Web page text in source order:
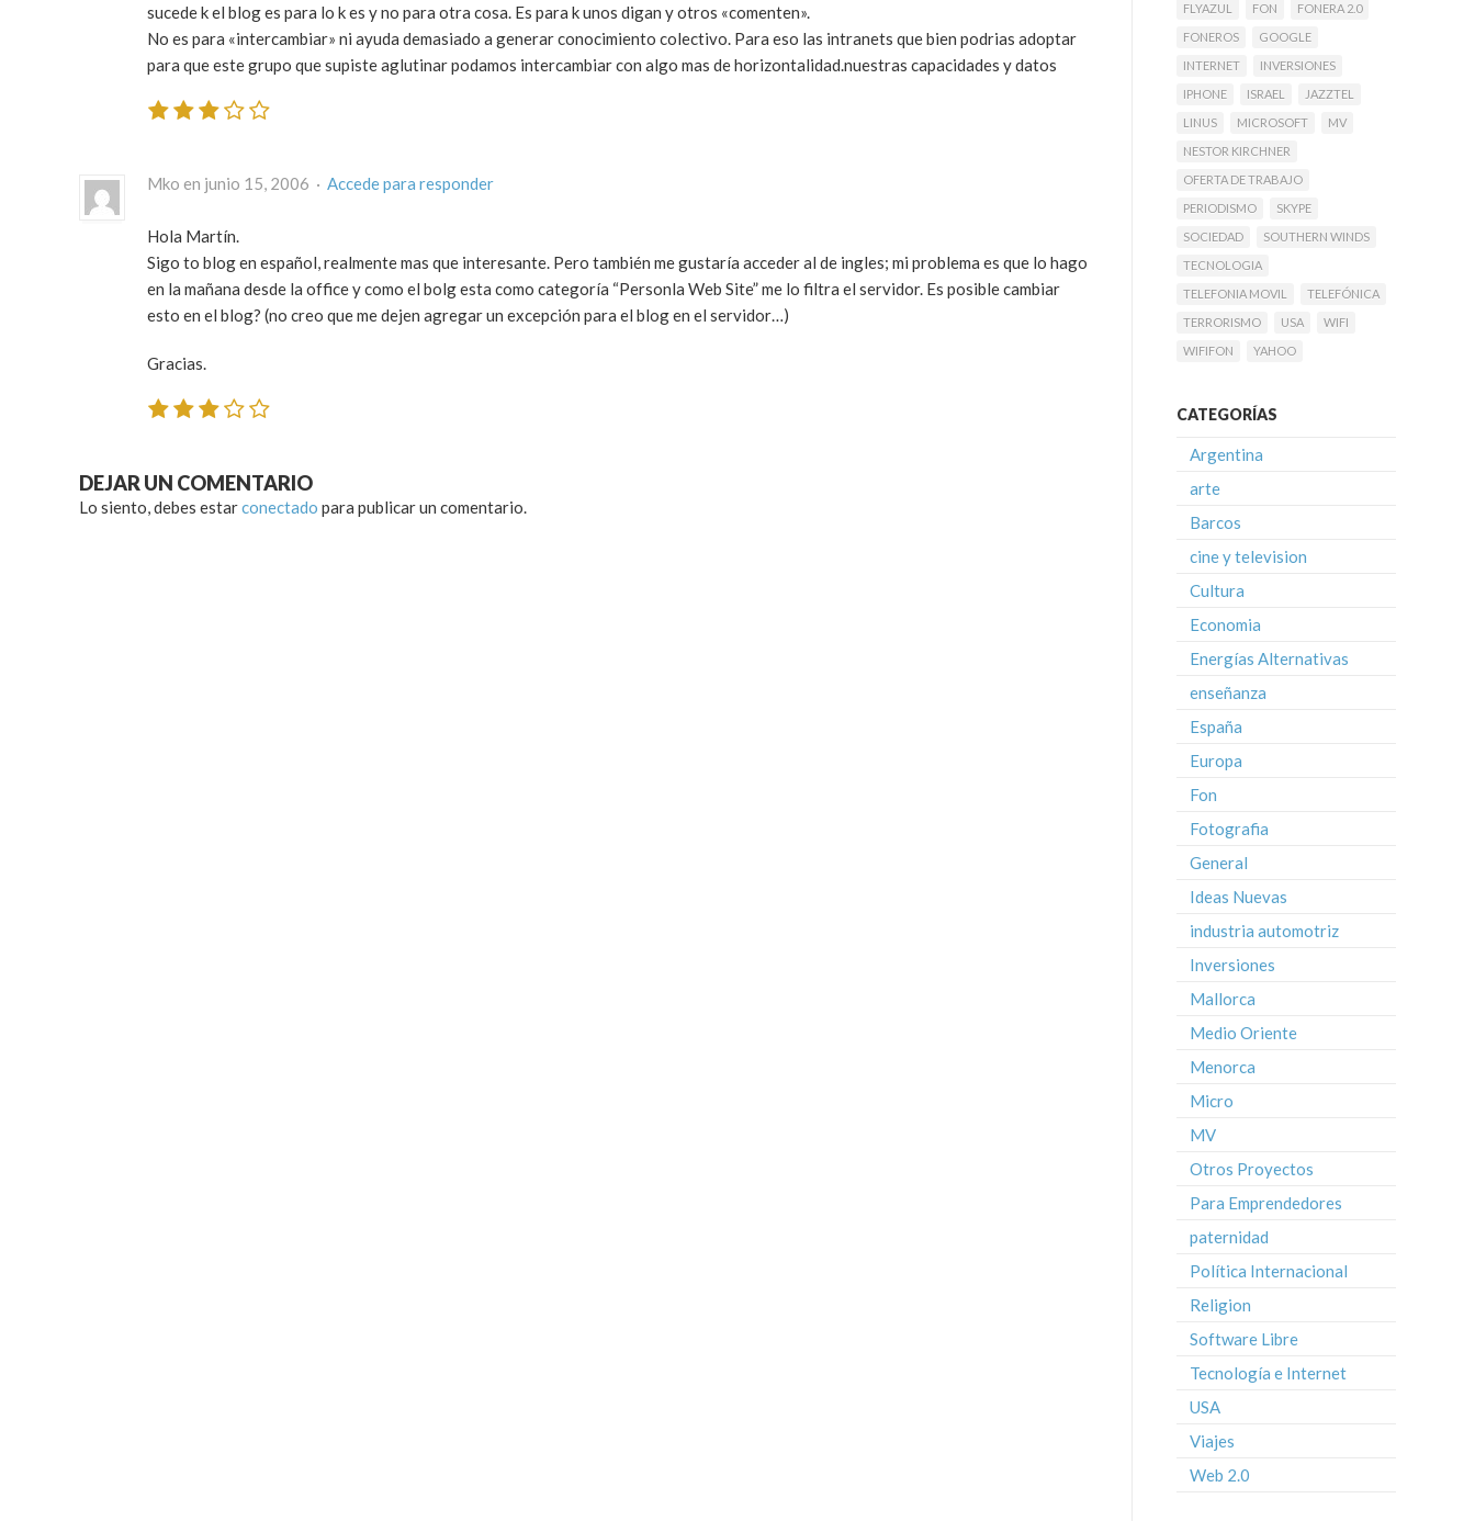
sucede k el blog es para lo k es y no para otra cosa. Es para k unos digan y otros «comenten».
No es para «intercambiar» ni ayuda demasiado a generar conocimiento colectivo. Para eso las intranets que bien podrias adoptar
para que este grupo que supiste aglutinar podamos intercambiar con algo mas de horizontalidad.nuestras capacidades y datos
Mko en junio 15, 2006 · Accede para responder
Hola Martín.
Sigo to blog en español, realmente mas que interesante. Pero también me gustaría acceder al de ingles; mi problema es que lo hago
en la mañana desde la office y como el bolg esta como categoría “Personla Web Site” me lo filtra el servidor. Es posible cambiar
esto en el blog? (no creo que me dejen agregar un excepción para el blog en el servidor…)
Gracias.
DEJAR UN COMENTARIO
Lo siento, debes estarconectado para publicar un comentario.
FLYAZUL
FON
FONERA 2.0
FONEROS
GOOGLE
INTERNET
INVERSIONES
IPHONE
ISRAEL
JAZZTEL
LINUS
MICROSOFT
MV
NESTOR KIRCHNER
OFERTA DE TRABAJO
PERIODISMO
SKYPE
SOCIEDAD
SOUTHERN WINDS
TECNOLOGIA
TELEFONIA MOVIL
TELEFÓNICA
TERRORISMO
USA
WIFI
WIFIFON
YAHOO
CATEGORÍAS
Argentina
arte
Barcos
cine y television
Cultura
Economia
Energías Alternativas
enseñanza
España
Europa
Fon
Fotografia
General
Ideas Nuevas
industria automotriz
Inversiones
Mallorca
Medio Oriente
Menorca
Micro
MV
Otros Proyectos
Para Emprendedores
paternidad
Política Internacional
Religion
Software Libre
Tecnología e Internet
USA
Viajes
Web 2.0